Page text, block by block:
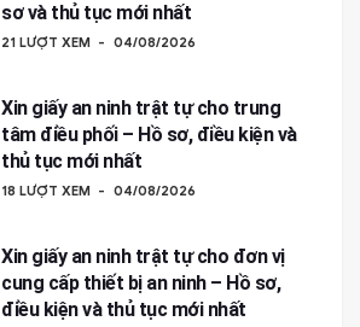
sơ và thủ tục mới nhất
21 LƯỢT XEM 04/08/2026
Xin giấy an ninh trật tự cho trung
tâm điều phối – Hồ sơ, điều kiện và
thủ tục mới nhất
18 LƯỢT XEM 04/08/2026
Xin giấy an ninh trật tự cho đơn vị
cung cấp thiết bị an ninh – Hồ sơ,
điều kiện và thủ tục mới nhất